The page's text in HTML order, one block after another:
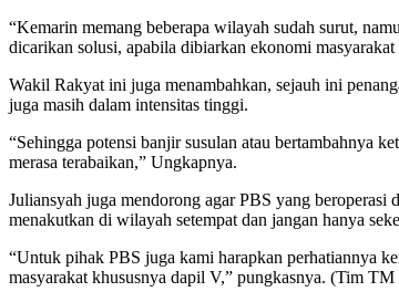
“Kemarin memang beberapa wilayah sudah surut,
dicarikan solusi, apabila dibiarkan ekonomi
Wakil Rakyat ini juga menambahkan, sejauh ini
juga masih dalam intensitas tinggi.
“Sehingga potensi banjir susulan atau bertambahnya
merasa terabaikan,” Ungkapnya.
Juliansyah juga mendorong agar PBS yang
menakutkan di wilayah setempat dan jangan hanya
“Untuk pihak PBS juga kami harapkan perhatiannya
masyarakat khususnya dapil V,” pungkasnya. (Tim